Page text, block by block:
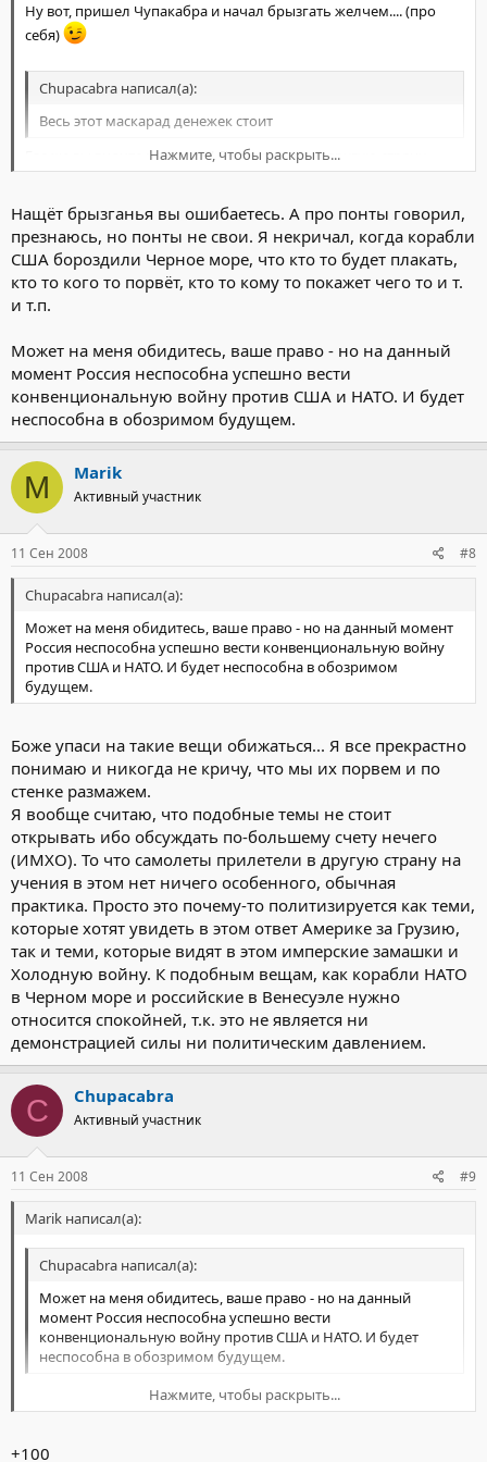
Ну вот, пришел Чупакабра и начал брызгать желчем.... (про
себя)
Chupacabra написал(а):
Весь этот маскарад денежек стоит
Нажмите, чтобы раскрыть...
Где же вы видите маскарад! Просто полет в другую страну.
Зачем так нервно реагировать, как-будто они в Литве
Про какую трату денег и Холодную воину говорите? Вам лишь
бы что-нибудь сказать.
А вот развалиться.... то такого удовольствия вам не доставим!
Нажмите, чтобы раскрыть...
Нащёт брызганья вы ошибаетесь. А про понты говорил,
презнаюсь, но понты не свои. Я некричал, когда корабли
США бороздили Черное море, что кто то будет плакать,
кто то кoго то порвёт, кто то кому то покажет чего то и т.
и т.п.
Может на меня обидитесь, ваше право - но на данный
момент Россия неспособна успешно вести
конвенциональную войну против США и НАТО. И будет
неспособна в обозримом будущем.
M Marik
Активный участник
11 Сен 2008 #8
Chupacabra написал(а):
Может на меня обидитесь, ваше право - но на данный момент
Россия неспособна успешно вести конвенциональную войну
против США и НАТО. И будет неспособна в обозримом
будущем.
Боже упаси на такие вещи обижаться... Я все прекрастно
понимаю и никогда не кричу, что мы их порвем и по
стенке размажем.
Я вообще считаю, что подобные темы не стоит
открывать ибо обсуждать по-большему счету нечего
(ИМХО). То что самолеты прилетели в другую страну на
учения в этом нет ничего особенного, обычная
практика. Просто это почему-то политизируется как теми,
которые хотят увидеть в этом ответ Америке за Грузию,
так и теми, которые видят в этом имперские замашки и
Холодную войну. К подобным вещам, как корабли НАТО
в Черном море и российские в Венесуэле нужно
относится спокойней, т.к. это не является ни
демонстрацией силы ни политическим давлением.
C Chupacabra
Активный участник
11 Сен 2008 #9
Marik написал(а):
Chupacabra написал(а):
Может на меня обидитесь, ваше право - но на данный
момент Россия неспособна успешно вести
конвенциональную войну против США и НАТО. И будет
неспособна в обозримом будущем.
Боже упаси на такие вещи обижаться... Я все прекрастно
размажем.
Нажмите, чтобы раскрыть...
+100